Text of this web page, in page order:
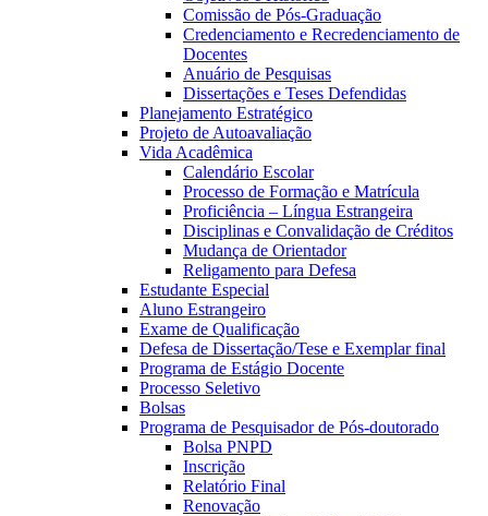
Comissão de Pós-Graduação
Credenciamento e Recredenciamento de
Docentes
Anuário de Pesquisas
Dissertações e Teses Defendidas
Planejamento Estratégico
Projeto de Autoavaliação
Vida Acadêmica
Calendário Escolar
Processo de Formação e Matrícula
Proficiência – Língua Estrangeira
Disciplinas e Convalidação de Créditos
Mudança de Orientador
Religamento para Defesa
Estudante Especial
Aluno Estrangeiro
Exame de Qualificação
Defesa de Dissertação/Tese e Exemplar final
Programa de Estágio Docente
Processo Seletivo
Bolsas
Programa de Pesquisador de Pós-doutorado
Bolsa PNPD
Inscrição
Relatório Final
Renovação